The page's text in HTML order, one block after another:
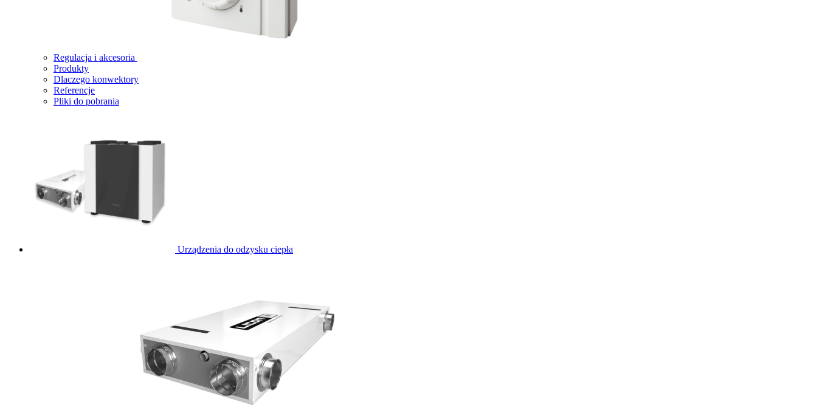
Regulacja i akcesoria
Produkty
Dlaczego konwektory
Referencje
Pliki do pobrania
Urządzenia do odzysku ciepła